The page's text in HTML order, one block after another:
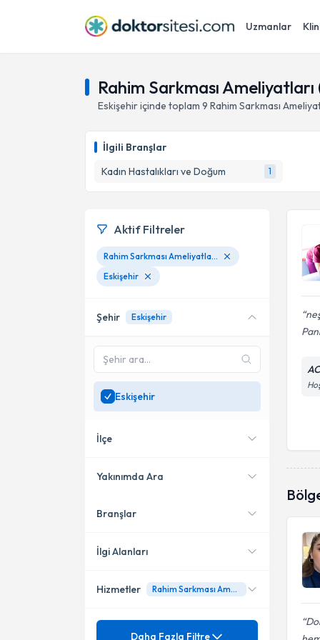
Uzmanlar
Rahim Sarkması
Eskişehiriçinde toplam 9 Rahim Sarkması
İlgili Branşlar
Kadın Hastalıkları ve Doğum
1
Aktif Filtreler
Rahim Sarkması Ameliyatları (Vajinal /Laparoskopik)
Eskişehir
Şehir Eskişehir
Eskişehir
İlçe
Tepebaşı
Yakınımda Ara
Konumuma yakın uzmanları
Branşlar
Kadın Hastalıkları ve Doğum
İlgi Alanları
4 Boyutlu Gebelik Ultrasonu
Hizmetler Rahim Sarkması Ameliyatları (Vajinal /Laparoskopik)
Mezuniyet
Daha Fazla Filtre